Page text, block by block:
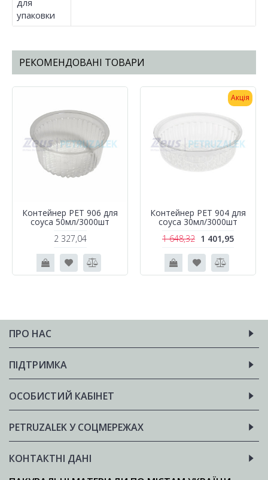
упаковки
РЕКОМЕНДОВАНІ ТОВАРИ
Контейнер РЕТ 906 для
соуса 50мл/3000шт
2 327,04
Акція
Контейнер PET 904 для
соуса 30мл/3000шт
1 648,32 1 401,95
ПРО НАС
ПІДТРИМКА
ОСОБИСТИЙ КАБІНЕТ
PETRUZALEK У СОЦМЕРЕЖАХ
КОНТАКТНІ ДАНІ